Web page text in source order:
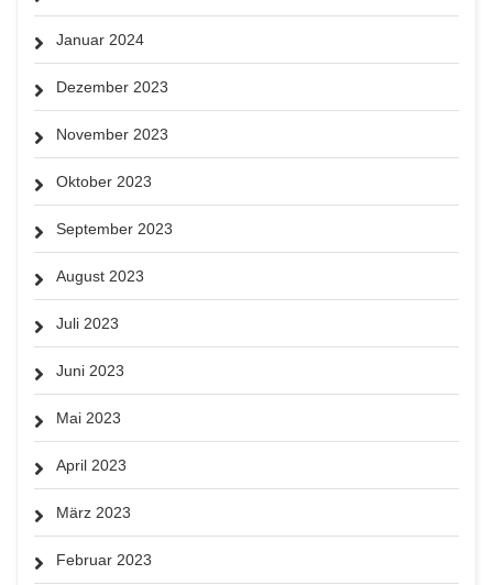
Januar 2024
Dezember 2023
November 2023
Oktober 2023
September 2023
August 2023
Juli 2023
Juni 2023
Mai 2023
April 2023
März 2023
Februar 2023